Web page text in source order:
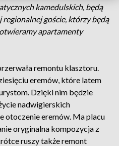
kamedulskich, będą
goście, którzy będą
apartamenty
remontu klasztoru.
eremów, które latem
Dzięki nim będzie
nadwigierskich
otoczenie eremów. Ma placu
oryginalna kompozycja z
ruszy także remont